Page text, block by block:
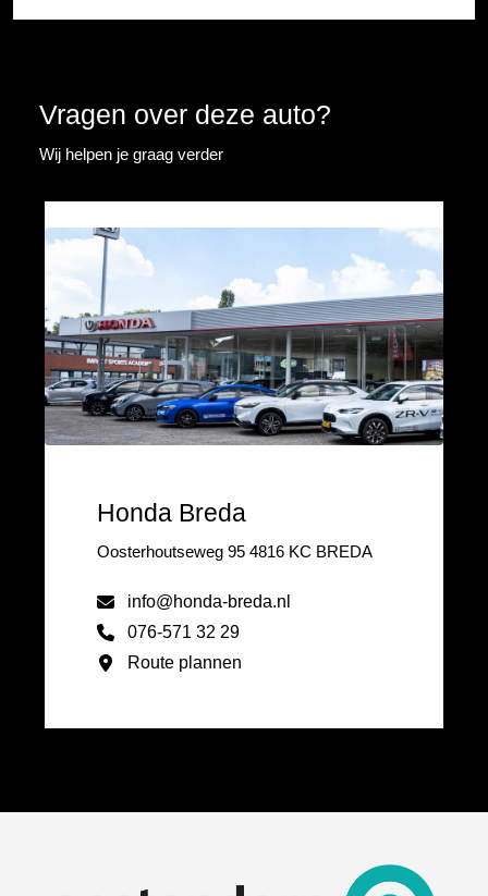
Vragen over deze auto?
Wij helpen je graag verder
Honda Breda
Oosterhoutseweg 95 4816 KC BREDA
info@honda-breda.nl
076-571 32 29
Route plannen